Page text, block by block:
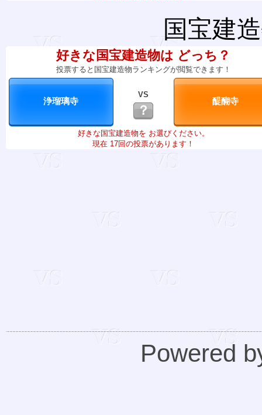
国宝建
好きな国宝建造物は どっち？
投票すると国宝建造物ランキングが閲覧できます！
VS
？
好きな国宝建造物を お選びください。
現在 17回の投票があります！
Powered